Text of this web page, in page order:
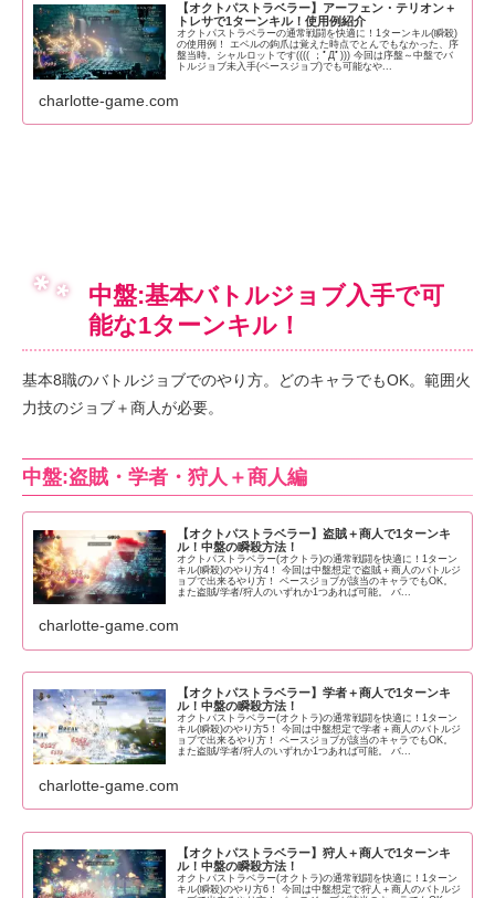
【オクトパストラベラー】アーフェン・テリオン＋
トレサで1ターンキル！使用例紹介
オクトパストラベラーの通常戦闘を快適に！1ターンキル(瞬殺)
の使用例！ エベルの鉤爪は覚えた時点でとんでもなかった、序
盤当時。シャルロットです(((( ；ﾟДﾟ))) 今回は序盤～中盤でバ
トルジョブ未入手(ベースジョブ)でも可能なや...
charlotte-game.com
中盤:基本バトルジョブ入手で可
能な1ターンキル！
基本8職のバトルジョブでのやり方。どのキャラでもOK。範囲火
力技のジョブ＋商人が必要。
中盤:盗賊・学者・狩人＋商人編
【オクトパストラベラー】盗賊＋商人で1ターンキ
ル！中盤の瞬殺方法！
オクトパストラベラー(オクトラ)の通常戦闘を快適に！1ターン
キル(瞬殺)のやり方4！ 今回は中盤想定で盗賊＋商人のバトルジ
ョブで出来るやり方！ ベースジョブが該当のキャラでもOK。
また盗賊/学者/狩人のいずれか1つあれば可能。 バ...
charlotte-game.com
【オクトパストラベラー】学者＋商人で1ターンキ
ル！中盤の瞬殺方法！
オクトパストラベラー(オクトラ)の通常戦闘を快適に！1ターン
キル(瞬殺)のやり方5！ 今回は中盤想定で学者＋商人のバトルジ
ョブで出来るやり方！ ベースジョブが該当のキャラでもOK。
また盗賊/学者/狩人のいずれか1つあれば可能。 バ...
charlotte-game.com
【オクトパストラベラー】狩人＋商人で1ターンキ
ル！中盤の瞬殺方法！
オクトパストラベラー(オクトラ)の通常戦闘を快適に！1ターン
キル(瞬殺)のやり方6！ 今回は中盤想定で狩人＋商人のバトルジ